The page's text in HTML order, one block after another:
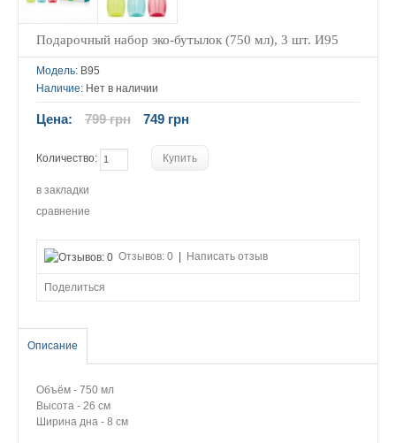
Подарочный набор эко-бутылок (750 мл), 3 шт. И95
Модель: B95
Наличие: Нет в наличии
Цена: 799 грн 749 грн
Количество:
в закладки
сравнение
Отзывов: 0 Написать отзыв
Поделиться
Описание
Объём - 750 мл
Высота - 26 см
Ширина дна - 8 см